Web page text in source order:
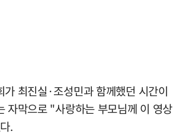
가 최진실·조성민과 함께했던 시간이
자막으로 "사랑하는 부모님께 이 영상
.